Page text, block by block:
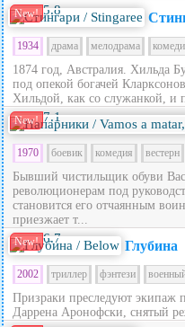
New! 5.8
1934 драма мелодрама
1874 год, Австралия. Хильда
под опекой богачей
Хильдой, как со служанкой, и
New! 7.1
1970 боевик комедия вестерн
Бывший чистильщик обуви
революционерам под
становится его отчаянным
приезжает т...
New! 6.7 Глубина
2002 триллер фэнтези
Призраки преследуют экипаж
Даррена Аронофски, снятый